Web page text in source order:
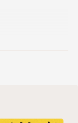
文推薦